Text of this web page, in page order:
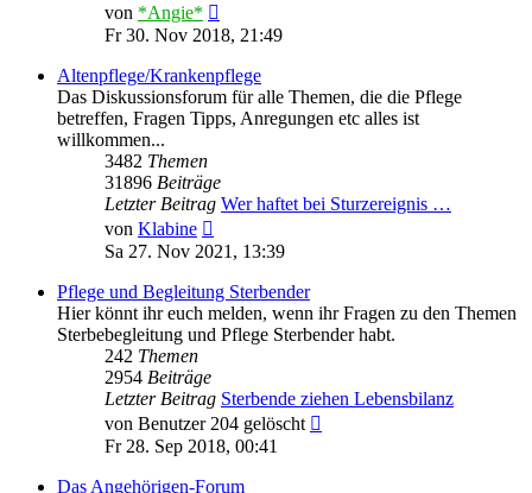
von *Angie*
Beitrag
Fr 30. Nov 2018, 21:49
Altenpflege/Krankenpflege
Das Diskussionsforum für alle Themen, die die Pflege
betreffen, Fragen Tipps, Anregungen etc alles ist
willkommen...
3482 Themen
31896 Beiträge
Letzter Beitrag Wer haftet bei Sturzereignis …
von Klabine
Beitrag
Sa 27. Nov 2021, 13:39
Pflege und Begleitung Sterbender
Hier könnt ihr euch melden, wenn ihr Fragen zu den Themen
Sterbebegleitung und Pflege Sterbender habt.
242 Themen
2954 Beiträge
Letzter Beitrag Sterbende ziehen Lebensbilanz
von Benutzer 204 gelöscht
Fr 28. Sep 2018, 00:41
Das Angehörigen-Forum